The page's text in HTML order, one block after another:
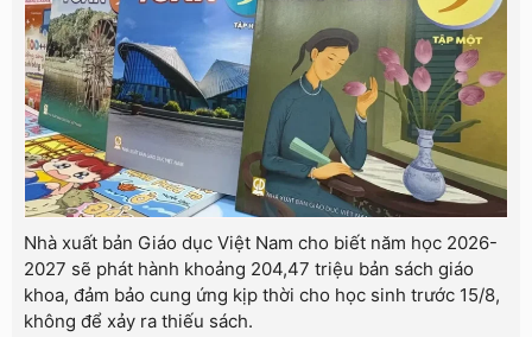
Nhà xuất bản Giáo dục Việt Nam cho biết năm học 2026-
2027 sẽ phát hành khoảng 204,47 triệu bản sách giáo
khoa, đảm bảo cung ứng kịp thời cho học sinh trước 15/8,
không để xảy ra thiếu sách.